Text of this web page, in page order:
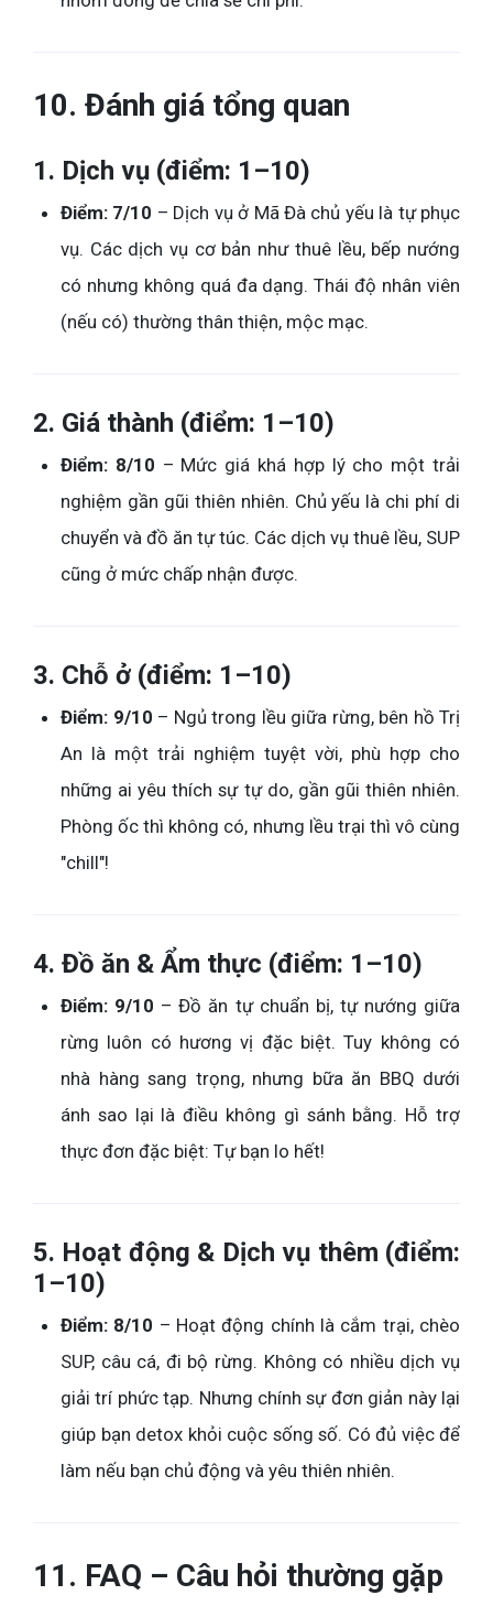
10. Đánh giá tổng quan
1. Dịch vụ (điểm: 1–10)
Điểm: 7/10 – Dịch vụ ở Mã Đà chủ yếu là tự phục
vụ. Các dịch vụ cơ bản như thuê lều, bếp nướng
có nhưng không quá đa dạng. Thái độ nhân viên
(nếu có) thường thân thiện, mộc mạc.
2. Giá thành (điểm: 1–10)
Điểm: 8/10 – Mức giá khá hợp lý cho một trải
nghiệm gần gũi thiên nhiên. Chủ yếu là chi phí di
chuyển và đồ ăn tự túc. Các dịch vụ thuê lều, SUP
cũng ở mức chấp nhận được.
3. Chỗ ở (điểm: 1–10)
Điểm: 9/10 – Ngủ trong lều giữa rừng, bên hồ Trị
An là một trải nghiệm tuyệt vời, phù hợp cho
những ai yêu thích sự tự do, gần gũi thiên nhiên.
Phòng ốc thì không có, nhưng lều trại thì vô cùng
"chill"!
4. Đồ ăn & Ẩm thực (điểm: 1–10)
Điểm: 9/10 – Đồ ăn tự chuẩn bị, tự nướng giữa
rừng luôn có hương vị đặc biệt. Tuy không có
nhà hàng sang trọng, nhưng bữa ăn BBQ dưới
ánh sao lại là điều không gì sánh bằng. Hỗ trợ
thực đơn đặc biệt: Tự bạn lo hết!
5. Hoạt động & Dịch vụ thêm (điểm:
1–10)
Điểm: 8/10 – Hoạt động chính là cắm trại, chèo
SUP, câu cá, đi bộ rừng. Không có nhiều dịch vụ
giải trí phức tạp. Nhưng chính sự đơn giản này lại
giúp bạn detox khỏi cuộc sống số. Có đủ việc để
làm nếu bạn chủ động và yêu thiên nhiên.
11. FAQ – Câu hỏi thường gặp